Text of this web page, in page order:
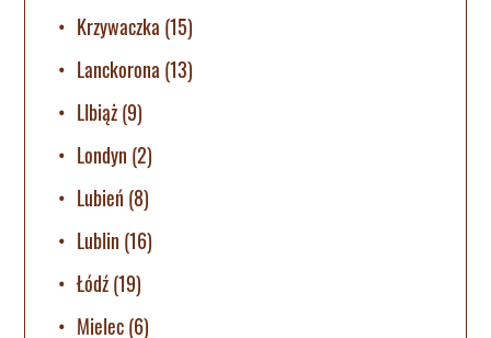
Krzywaczka (15)
Lanckorona (13)
LIbiąż(9)
Londyn (2)
Lubień (8)
Lublin (16)
Łódź(19)
Mielec(6)